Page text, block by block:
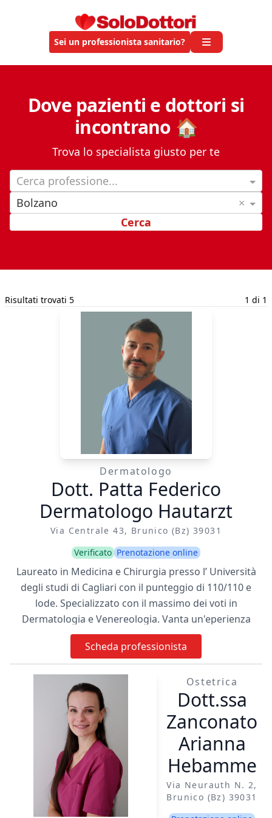
Sei un professionista sanitario?
Dove pazienti e dottori si
incontrano 🏠
Trova lo specialista giusto per te
Cerca professione...
Bolzano
×
Cerca
Risultati trovati 5 1 di 1
Dermatologo
Dott. Patta Federico
Dermatologo Hautarzt
Via Centrale 43, Brunico (bz) 39031
Verificato Prenotazione online
Laureato in Medicina e Chirurgia presso l’ Università
degli studi di Cagliari con il punteggio di 110/110 e
lode. Specializzato con il massimo dei voti in
Dermatologia e Venereologia. Vanta un'eperienza
presso il Policlinico di Modena, affinandosi in tecniche
dermoscopiche e di microscopia confocale. Consta di
pubblicazioni su riviste Internazionali, ha partecipato a
numerosi corsi di aggiornamento e come relatore in
Congressi Nazionali di Dermatologia. Si occupa inoltre
di Idrosadenite Suppurativa. Dal Maggio 2018 al 2025
ha lavorato come dirigente Medico presso il reparto di
Dermatologia e Venereologia dell' Ospedale di Brunico
(BZ), approfondendo le tecniche dermochirurgiche.
Absolvierte sein Studium der Medizin und Chirurgie an
der Universität Cagliari mit der Note 110/110 und
Auszeichnung. Spezialisierte sich mit Bestnote in
Scheda professionista
Ostetrica
Dott.ssa
Zanconato
Arianna
Hebamme
Via Neurauth N. 2,
Brunico (bz) 39031